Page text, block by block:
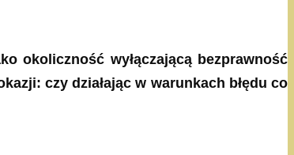
okoliczność wyłączającą bezprawność
czy działając w warunkach błędu co